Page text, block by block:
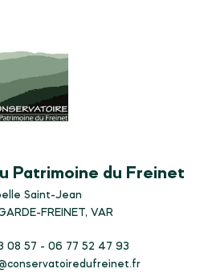
Patrimoine du Freinet
Saint-Jean
FREINET, VAR
08 57 - 06 77 52 47 93